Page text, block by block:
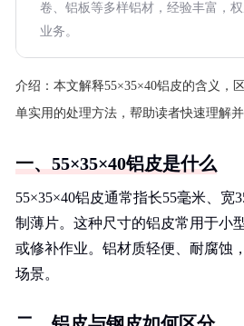
卷、铝板等多样铝材，经验丰富，
业务。
介绍： 本文解释55×35×40铝皮的含义，
单实用的处理方法，帮助读者快速理解并
一、55×35×40铝皮是什么
55×35×40铝皮通常指长55毫米、宽
制薄片。这种尺寸的铝皮常用于小
或修补作业。铝材质轻便、耐腐蚀
场景。